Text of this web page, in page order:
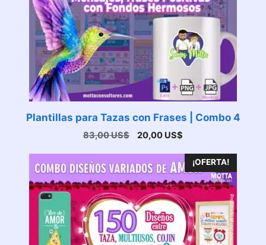
Plantillas para Tazas con Frases | Combo 4
83,00US$
El
era:
83,00 US$.
20,00 US$
actual
es:
20,00 US$.
¡OFERTA!